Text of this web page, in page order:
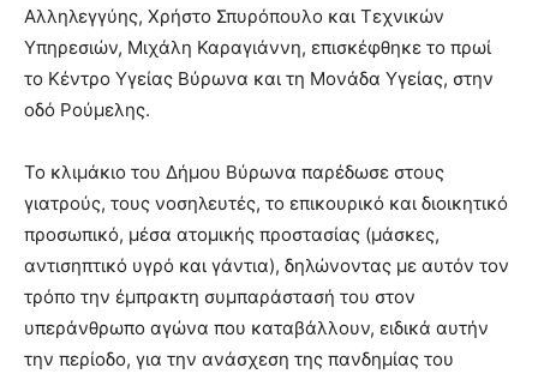
Αλληλεγγύης, Χρήστο Σπυρόπουλο και Τεχνικών
Υπηρεσιών, Μιχάλη Καραγιάννη, επισκέφθηκε το πρωί
το Κέντρο Υγείας Βύρωνα και τη Μονάδα Υγείας, στην
οδό Ρούμελης.
Το κλιμάκιο του Δήμου Βύρωνα παρέδωσε στους
γιατρούς, τους νοσηλευτές, το επικουρικό και διοικητικό
προσωπικό, μέσα ατομικής προστασίας (μάσκες,
αντισηπτικό υγρό και γάντια), δηλώνοντας με αυτόν τον
τρόπο την έμπρακτη συμπαράστασή του στον
υπεράνθρωπο αγώνα που καταβάλλουν, ειδικά αυτήν
την περίοδο, για την ανάσχεση της πανδημίας του